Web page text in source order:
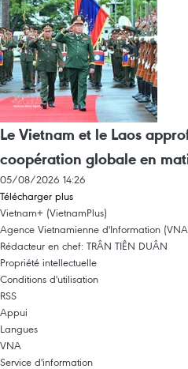
Le Vietnam et le Laos
coopération globale en
05/08/2026 14:26
Télécharger plus
Vietnam+ (VietnamPlus)
Agence Vietnamienne d'Information
Rédacteur en chef: TRÂN TIÊN DUÂN
Propriété intellectuelle
Conditions d'utilisation
RSS
Appui
Langues
VNA
Service d'information